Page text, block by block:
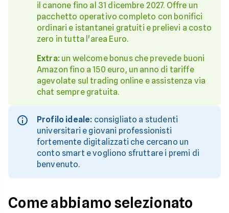
il canone fino al 31 dicembre 2027. Offre un
pacchetto operativo completo con bonifici
ordinari e istantanei gratuiti e prelievi a costo
zero in tutta l'area Euro.
Extra:un welcome bonus che prevede buoni
Amazon fino a 150 euro, un anno di tariffe
agevolate sul trading online e assistenza via
chat sempre gratuita.
Profilo ideale: consigliato a studenti
universitari e giovani professionisti
fortemente digitalizzati che cercano un
conto smart e vogliono sfruttare i premi di
benvenuto.
Come abbiamo selezionato